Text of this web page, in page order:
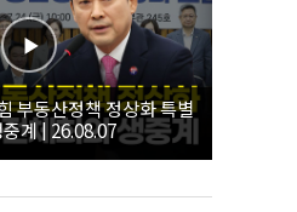
부동산정책 정상화 특별
계 | 26.08.07